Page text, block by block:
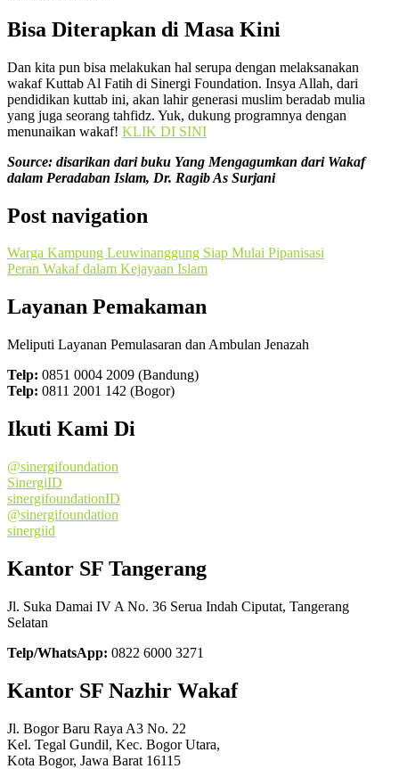
Bisa Diterapkan di Masa Kini
Dan kita pun bisa melakukan hal serupa dengan melaksanakan
wakaf Kuttab Al Fatih di Sinergi Foundation. Insya Allah, dari
pendidikan kuttab ini, akan lahir generasi muslim beradab mulia
yang juga seorang tahfidz. Yuk, dukung programnya dengan
menunaikan wakaf! KLIK DI SINI
Source: disarikan dari buku Yang Mengagumkan dari Wakaf
dalam Peradaban Islam, Dr. Ragib As Surjani
Post navigation
Warga Kampung Leuwinanggung Siap Mulai Pipanisasi
Peran Wakaf dalam Kejayaan Islam
Layanan Pemakaman
Meliputi Layanan Pemulasaran dan Ambulan Jenazah
Telp: 0851 0004 2009 (Bandung)
Telp: 0811 2001 142 (Bogor)
Ikuti Kami Di
@sinergifoundation
SinergiID
sinergifoundationID
@sinergifoundation
sinergiid
Kantor SF Tangerang
Jl. Suka Damai IV A No. 36 Serua Indah Ciputat, Tangerang
Selatan
Telp/WhatsApp: 0822 6000 3271
Kantor SF Nazhir Wakaf
Jl. Bogor Baru Raya A3 No. 22
Kel. Tegal Gundil, Kec. Bogor Utara,
Kota Bogor, Jawa Barat 16115